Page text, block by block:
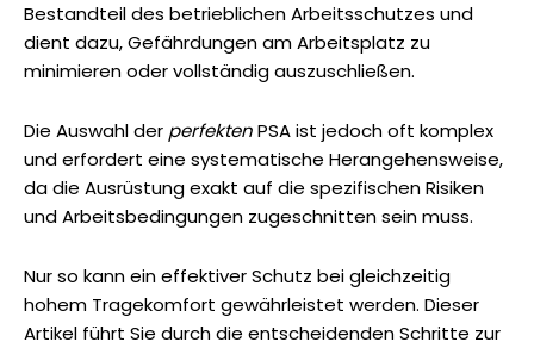
Bestandteil des betrieblichen Arbeitsschutzes und
dient dazu, Gefährdungen am Arbeitsplatz zu
minimieren oder vollständig auszuschließen.
Die Auswahl der perfektenPSA ist jedoch oft komplex
und erfordert eine systematische Herangehensweise,
da die Ausrüstung exakt auf die spezifischen Risiken
und Arbeitsbedingungen zugeschnitten sein muss.
Nur so kann ein effektiver Schutz bei gleichzeitig
hohem Tragekomfort gewährleistet werden. Dieser
Artikel führt Sie durch die entscheidenden Schritte zur